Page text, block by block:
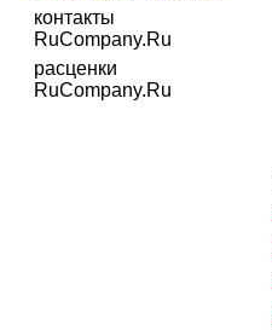
контакты
RuCompany.Ru
расценки
RuCompany.Ru